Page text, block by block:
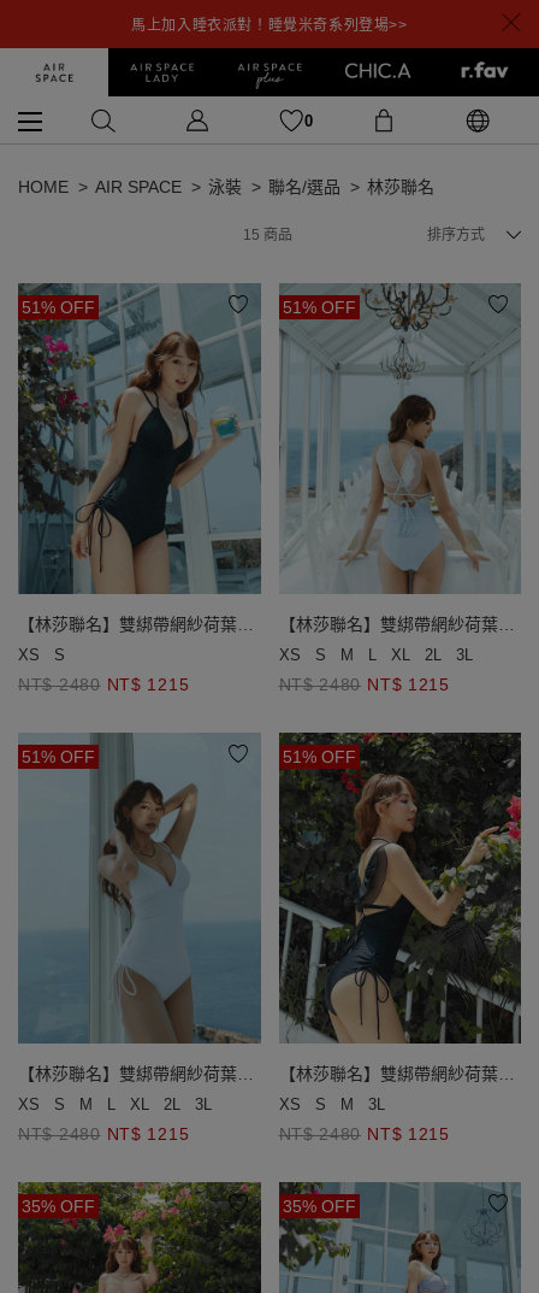
馬上加入睡衣派對！睡覺米奇系列登場>>
0
HOME AIR SPACE 泳裝 聯名/選品 林莎聯名
15 商品 排序方式
51% OFF
【林莎聯名】雙綁帶網紗荷葉連
身泳衣(厚杯加長款)
XS S
NT$ 2480 NT$ 1215
51% OFF
【林莎聯名】雙綁帶網紗荷葉連
身泳衣(厚杯加長款)
XS S M XL 2L 3L
NT$ 2480 NT$ 1215
51% OFF
【林莎聯名】雙綁帶網紗荷葉連
身泳衣(厚杯款)
XS S M XL 2L 3L
NT$ 2480 NT$ 1215
51% OFF
【林莎聯名】雙綁帶網紗荷葉連
身泳衣(厚杯款)
XS S M 3L
NT$ 2480 NT$ 1215
35% OFF 35% OFF